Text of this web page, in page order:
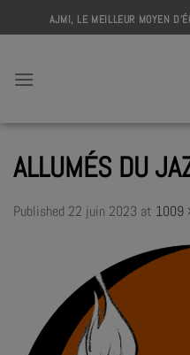
to
AJMI, LE MEILLEUR MOYEN
ALLUMÉS DU
Published 22 juin 2023 at 1009